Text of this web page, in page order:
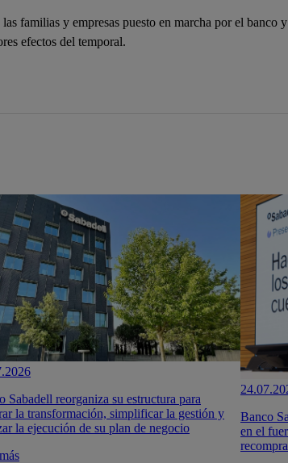
familias y empresas puesto en marcha por el banco
efectos del temporal.
Sabadell reorganiza su estructura para
la transformación, simplificar la gestión y
la ejecución de su plan de negocio
Banco
en el